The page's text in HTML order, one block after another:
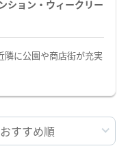
ション・ウィークリー
隣に公園や商店街が充実